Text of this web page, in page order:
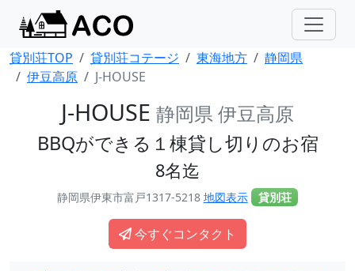
貸別荘TOP 貸別荘コテージ 東海地方
静岡県
伊豆高原
J-HOUSE
J-HOUSE 静岡県 伊豆高原
BBQができる１棟貸し切りのお宿
8名迄
静岡県伊東市富戸1317-5218 地図表示 貸別荘
今すぐコンタクト